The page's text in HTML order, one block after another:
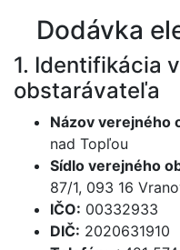
Dodávka
1. Identifikácia
obstarávateľa
Názov verejného
nad Topľou
Sídlo verejného
87/1, 093 16
IČO: 00332933
DIČ: 2020631910